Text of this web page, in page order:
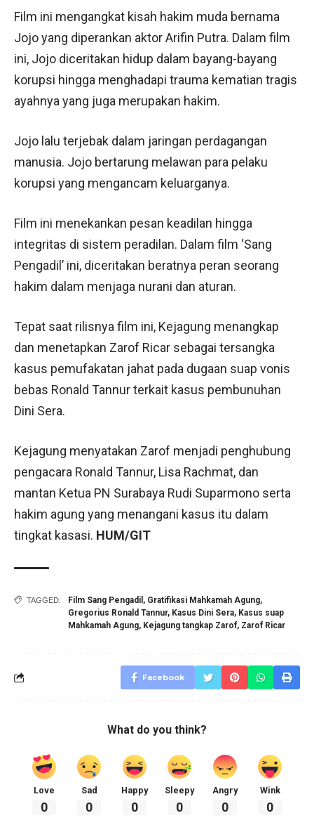
Film ini mengangkat kisah hakim muda bernama
Jojo yang diperankan aktor Arifin Putra. Dalam film
ini, Jojo diceritakan hidup dalam bayang-bayang
korupsi hingga menghadapi trauma kematian tragis
ayahnya yang juga merupakan hakim.
Jojo lalu terjebak dalam jaringan perdagangan
manusia. Jojo bertarung melawan para pelaku
korupsi yang mengancam keluarganya.
Film ini menekankan pesan keadilan hingga
integritas di sistem peradilan. Dalam film ‘Sang
Pengadil’ ini, diceritakan beratnya peran seorang
hakim dalam menjaga nurani dan aturan.
Tepat saat rilisnya film ini, Kejagung menangkap
dan menetapkan Zarof Ricar sebagai tersangka
kasus pemufakatan jahat pada dugaan suap vonis
bebas Ronald Tannur terkait kasus pembunuhan
Dini Sera.
Kejagung menyatakan Zarof menjadi penghubung
pengacara Ronald Tannur, Lisa Rachmat, dan
mantan Ketua PN Surabaya Rudi Suparmono serta
hakim agung yang menangani kasus itu dalam
tingkat kasasi. HUM/GIT
TAGGED: Film Sang Pengadil , Gratifikasi Mahkamah Agung,
Gregorius Ronald Tannur, Kasus Dini Sera, Kasus suap
Mahkamah Agung, Kejagung tangkap Zarof, Zarof Ricar
Facebook
What do you think?
Love
0
Sad
0
Happy
0
Sleepy
0
Angry
0
Wink
0